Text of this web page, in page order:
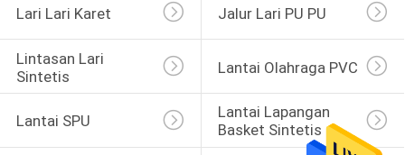
Lari Lari Karet Jalur Lari PU PU
Lintasan Lari
Sintetis
Lantai Olahraga PVC
Lantai SPU
Lantai Lapangan
Basket Sintetis